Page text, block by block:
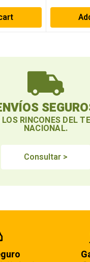
RINCONES DEL
NACIONAL.
Consultar >